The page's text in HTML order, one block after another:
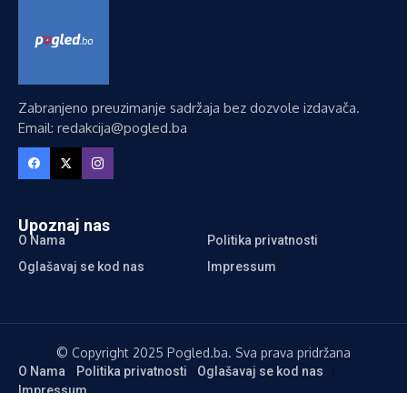
Zabranjeno preuzimanje sadržaja bez dozvole izdavača.
Email: redakcija@pogled.ba
Upoznaj nas
O Nama
Politika privatnosti
Oglašavaj se kod nas
Impressum
© Copyright 2025 Pogled.ba. Sva prava pridržana
O Nama Politika privatnosti
Oglašavaj se kod nas